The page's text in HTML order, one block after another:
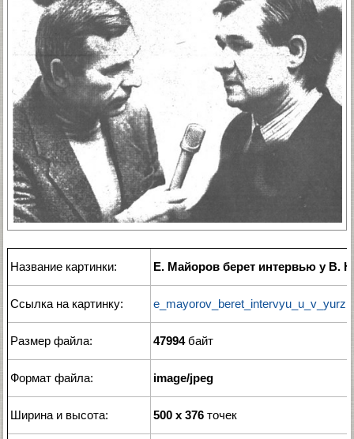
Название картинки: Е. Майоров берет интервью у В.
Ссылка на картинку:
Размер файла: 47994байт
Формат файла: image/jpeg
Ширина и высота: 500 x 376 точек